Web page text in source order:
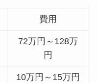
費用
72万円～128万
円
10万円～15万円